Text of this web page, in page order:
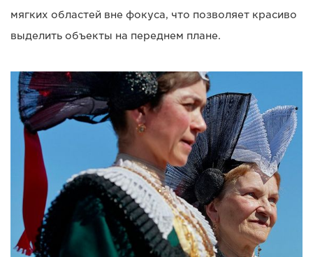
мягких областей вне фокуса, что позволяет красиво
выделить объекты на переднем плане.